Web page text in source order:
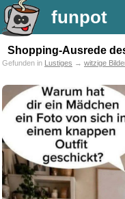
funpot
Shopping-Ausrede
Gefunden in Lustiges → witzige